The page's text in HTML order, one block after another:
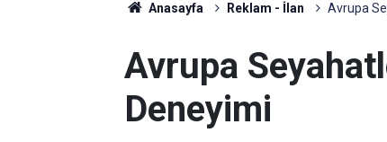
Anasayfa Reklam - İlan Avrupa
Avrupa
Deneyimi